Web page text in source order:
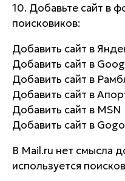
10. Добавьте сайт в
поисковиков:
Добавить сайт в
Добавить сайт в
Добавить сайт в
Добавить сайт в
Добавить сайт в MSN
Добавить сайт в Gogo
В Mail.ru нет смысла
используется